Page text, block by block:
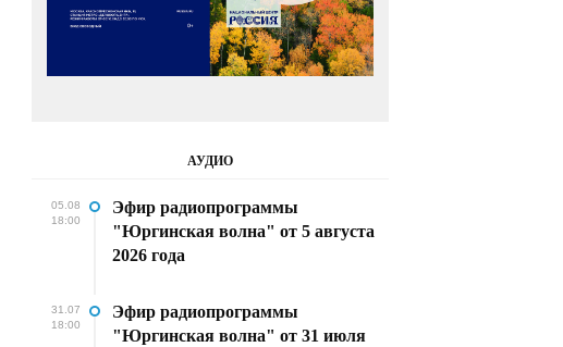
АУДИО
05.08
18:00
Эфир радиопрограммы
"Юргинская волна" от 5 августа
2026 года
31.07
18:00
Эфир радиопрограммы
"Юргинская волна" от 31 июля